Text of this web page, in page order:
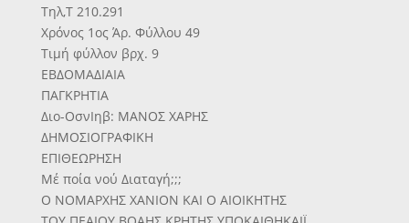
Τηλ,Τ 210.291
Χρόνος 1ος Άρ. Φύλλου 49
Τιμή φύλλον βρχ. 9
ΕΒΔΟΜΑΔΙΑΙΑ
ΠΑΓΚΡΗΤΙΑ
Διο-ΟσνΙηβ: ΜΑΝΟΣ ΧΑΡΗΣ
ΔΗΜΟΣΙΟΓΡΑΦΙΚΗ
ΕΠΙΘΕΩΡΗΣΗ
Μέ ποία νού Διαταγή;;;
Ο ΝΟΜΑΡΧΗΣ ΧΑΝΙΟΝ ΚΑΙ Ο ΑΙΟΙΚΗΤΗΣ